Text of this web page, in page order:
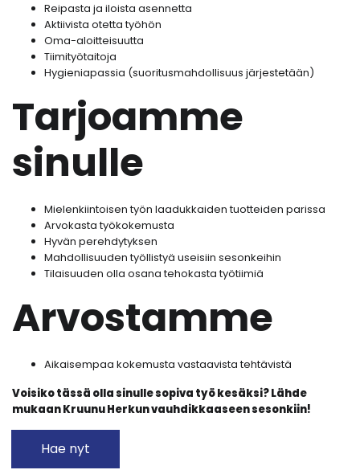
Reipasta ja iloista asennetta
Aktiivista otetta työhön
Oma-aloitteisuutta
Tiimityötaitoja
Hygieniapassia (suoritusmahdollisuus järjestetään)
Tarjoamme
sinulle
Mielenkiintoisen työn laadukkaiden tuotteiden parissa
Arvokasta työkokemusta
Hyvän perehdytyksen
Mahdollisuuden työllistyä useisiin sesonkeihin
Tilaisuuden olla osana tehokasta työtiimiä
Arvostamme
Aikaisempaa kokemusta vastaavista tehtävistä
Voisiko tässä olla sinulle sopiva työ kesäksi? Lähde
mukaan Kruunu Herkun vauhdikkaaseen sesonkiin!
Hae nyt